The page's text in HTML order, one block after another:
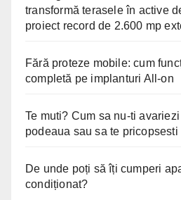
transformă terasele în active
proiect record de 2.600 mp
Fără proteze mobile: cum
completă pe implanturi All-on
Te muti? Cum sa nu-ti
podeaua sau sa te
De unde poți să îți cumperi
condiționat?